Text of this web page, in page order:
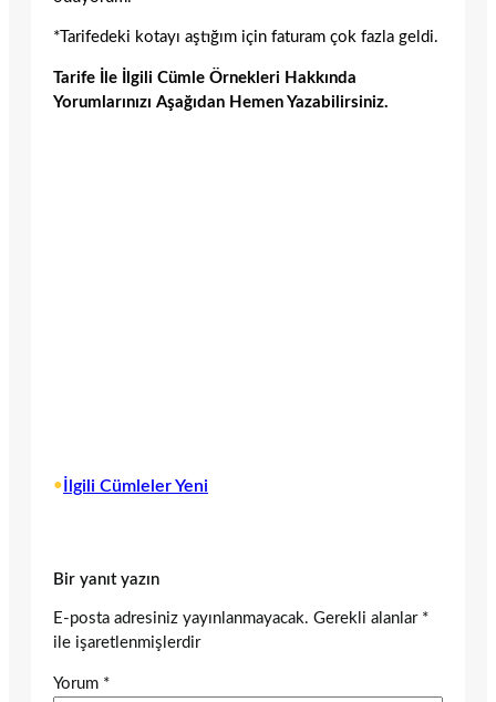
*Tarifedeki kotayı aştığım için faturam çok fazla geldi.
Tarife İle İlgili Cümle Örnekleri Hakkında
Yorumlarınızı Aşağıdan Hemen Yazabilirsiniz.
• İlgili Cümleler Yeni
Bir yanıt yazın
E-posta adresiniz yayınlanmayacak. Gerekli alanlar *
ile işaretlenmişlerdir
Yorum *